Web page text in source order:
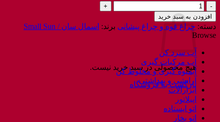
هیچ محصولی در سبد خرید نیست.
بازگشت به فروشگاه
چراغ
قوه
اسمال
سان
301
/
SMALL
SUN
T301
عدد
افزودن به سبد خرید
دسته: چراغ قوه و چراغ پیشانی برند: اسمال سان / Small Sun
Browse
آب سرد کن
آب مرکبات گیری
آبمیوه گیری و مخلوط کن
آرایشی و بهداشتی
ابزارآلات
اپیلاتور
اتو ایستاده
اتو بخار